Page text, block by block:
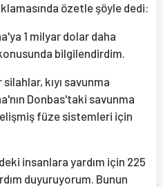
özetle şöyle dedi:
1 milyar dolar daha
bilgilendirdim.
silahlar, kıyı savunma
Donbas'taki savunma
füze sistemleri için
insanlara yardım için 225
duyuruyorum. Bunun